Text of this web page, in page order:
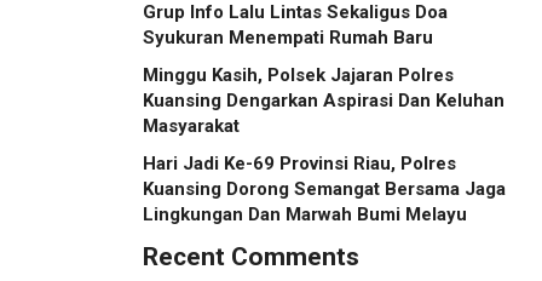
Grup Info Lalu Lintas Sekaligus Doa
Syukuran Menempati Rumah Baru
Minggu Kasih, Polsek Jajaran Polres
Kuansing Dengarkan Aspirasi Dan Keluhan
Masyarakat
Hari Jadi Ke-69 Provinsi Riau, Polres
Kuansing Dorong Semangat Bersama Jaga
Lingkungan Dan Marwah Bumi Melayu
Recent Comments